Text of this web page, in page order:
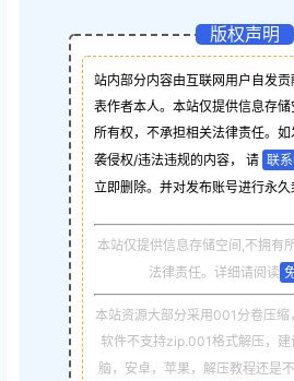
版权声明
站内部分内容由互联网用户自发
表作者本人。本站仅提供信息存
所有权，不承担相关法律责任。
袭侵权/违法违规的内容， 请 联系
立即删除。并对发布账号进行永久
本站仅提供信息存储空间,不拥有
法律责任。详细请阅读
本站资源大部分采用001分卷压
软件不支持zip.001格式解压，
脑，安卓，苹果，解压教程还是